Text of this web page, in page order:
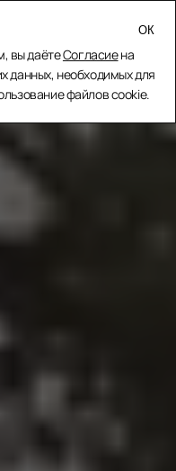
ЗАКРЫТЬ
вы даётеСогласиена
данных, необходимых для
файлов cookie.